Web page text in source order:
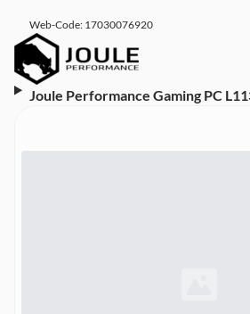
Web-Code: 17030076920
Joule Performance Gaming PC